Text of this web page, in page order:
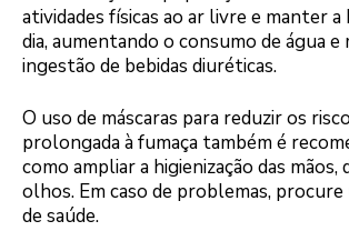
atividades físicas ao ar livre e manter a
dia, aumentando o consumo de água e
ingestão de bebidas diuréticas.
O uso de máscaras para reduzir os
prolongada à fumaça também é
como ampliar a higienização das
olhos. Em caso de problemas, procure
de saúde.